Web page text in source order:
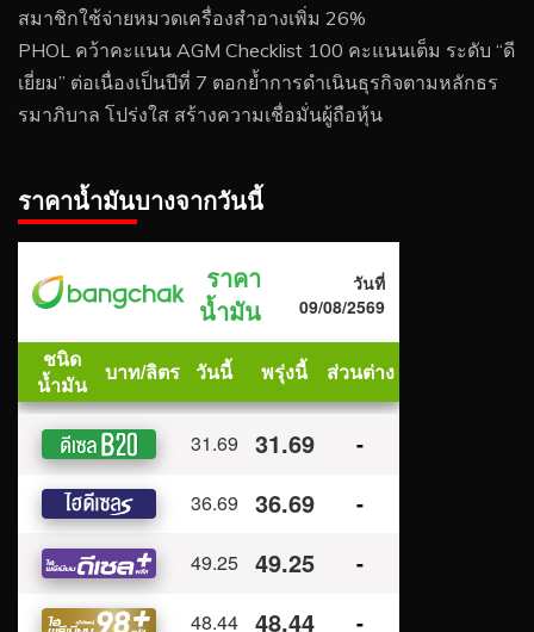
สมาชิกใช้จ่ายหมวดเครื่องสำอางเพิ่ม 26%
PHOL คว้าคะแนน AGM Checklist 100 คะแนนเต็ม ระดับ “ดี
เยี่ยม” ต่อเนื่องเป็นปีที่ 7 ตอกย้ำการดำเนินธุรกิจตามหลักธร
รมาภิบาล โปร่งใส สร้างความเชื่อมั่นผู้ถือหุ้น
ราคาน้ำมันบางจากวันนี้